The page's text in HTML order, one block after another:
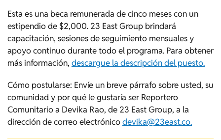
Esta es una beca remunerada de cinco meses con un
estipendio de $2,000. 23 East Group brindará
capacitación, sesiones de seguimiento mensuales y
apoyo continuo durante todo el programa. Para obtener
más información, descargue la descripción del puesto.
Cómo postularse: Envíe un breve párrafo sobre usted, su
comunidad y por qué le gustaría ser Reportero
Comunitario a Devika Rao, de 23 East Group, a la
dirección de correo electrónicodevika@23east.co.